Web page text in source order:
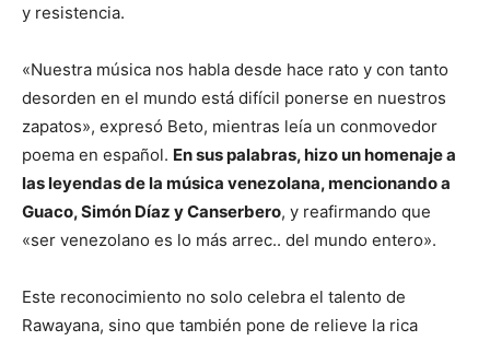
y resistencia.
«Nuestra música nos habla desde hace rato y con tanto
desorden en el mundo está difícil ponerse en nuestros
zapatos», expresó Beto, mientras leía un conmovedor
poema en español. En sus palabras, hizo un homenaje a
las leyendas de la música venezolana, mencionando a
Guaco, Simón Díaz y Canserbero, y reafirmando que
«ser venezolano es lo más arrec.. del mundo entero».
Este reconocimiento no solo celebra el talento de
Rawayana, sino que también pone de relieve la rica